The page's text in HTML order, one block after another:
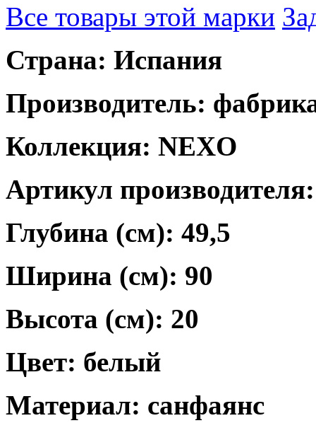
Все товары этой марки
Страна: Испания
Производитель:
Коллекция: NEXO
Артикул
Глубина (см): 49,5
Ширина (см): 90
Высота (см): 20
Цвет: белый
Материал: санфаянс